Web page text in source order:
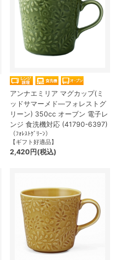
アンナエミリア マグカップ(ミ
ッドサマーメド―フォレストグ
リーン) 350cc オーブン 電子レ
ンジ 食洗機対応 (41790-6397)
（ﾌｫﾚｽﾄｸﾞﾘｰﾝ）
【ギフト好適品】
2,420円(税込)